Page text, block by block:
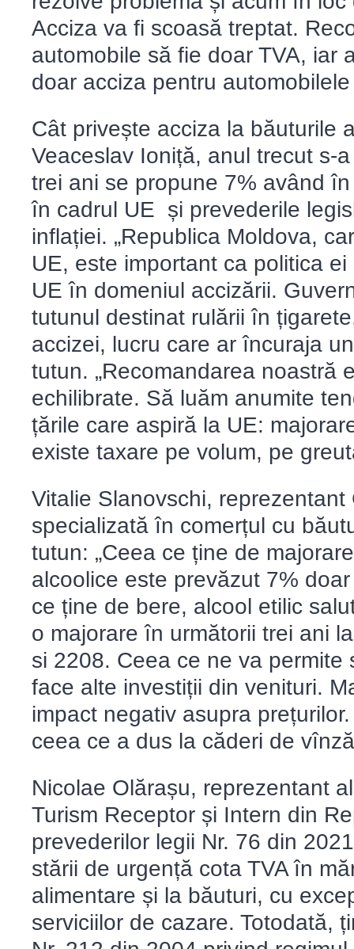
Acciza va fi scoasă treptat.
automobile să fie doar TVA, iar
doar acciza pentru
Cât privește acciza la băuturile
Veaceslav Ioniță, anul trecut s-
trei ani se propune 7% având
în cadrul UE și prevederile
inflației. „Republica Moldova,
UE, este important ca politica
UE în domeniul accizării.
tutunul destinat rulării în
accizei, lucru care ar încuraja
tutun. „Recomandarea noastră
echilibrate. Să luăm anumite
țările care aspiră la UE:
existe taxare pe volum, pe
Vitalie Slanovschi,
specializată în comerțul cu
tutun: „Ceea ce ține de
alcoolice este prevăzut 7%
ce ține de bere, alcool etilic
o majorare în următorii trei ani
si 2208. Ceea ce ne va
face alte investiții din venituri.
impact negativ asupra
ceea ce a dus la căderi de
Nicolae Olărașu, reprezentant
Turism Receptor și Intern din
prevederilor legii Nr. 76 din
stării de urgență cota TVA în
alimentare și la băuturi, cu
serviciilor de cazare. Totodată,